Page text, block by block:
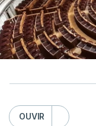
OUVIR